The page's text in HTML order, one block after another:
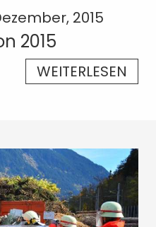
2015
2015
WEITERLESEN